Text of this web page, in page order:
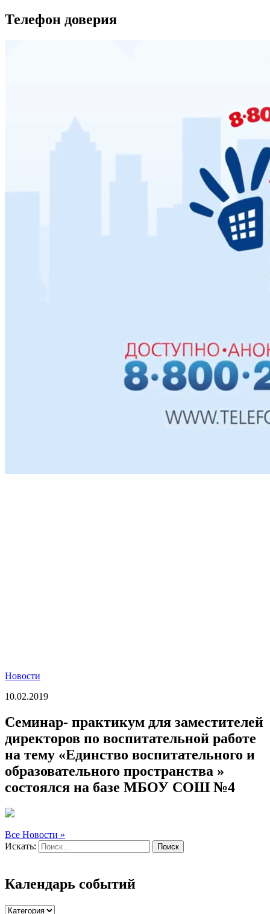
Телефон доверия
Новости
10.02.2019
Семинар- практикум для заместителей
директоров по воспитательной работе
на тему «Единство воспитательного и
образовательного пространства »
состоялся на базе МБОУ СОШ №4
Все Новости »
Искать:
Поиск
Календарь событий